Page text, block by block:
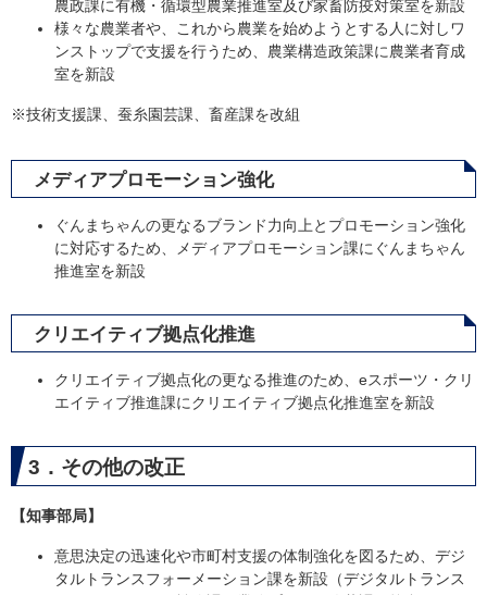
農政課に有機・循環型農業推進室及び家畜防疫対策室を新設
様々な農業者や、これから農業を始めようとする人に対しワ
ンストップで支援を行うため、農業構造政策課に農業者育成
室を新設
※技術支援課、蚕糸園芸課、畜産課を改組
メディアプロモーション強化
ぐんまちゃんの更なるブランド力向上とプロモーション強化
に対応するため、メディアプロモーション課にぐんまちゃん
推進室を新設
クリエイティブ拠点化推進
クリエイティブ拠点化の更なる推進のため、eスポーツ・クリ
エイティブ推進課にクリエイティブ拠点化推進室を新設
3．その他の改正
【知事部局】
意思決定の迅速化や市町村支援の体制強化を図るため、デジ
タルトランスフォーメーション課を新設（デジタルトランス